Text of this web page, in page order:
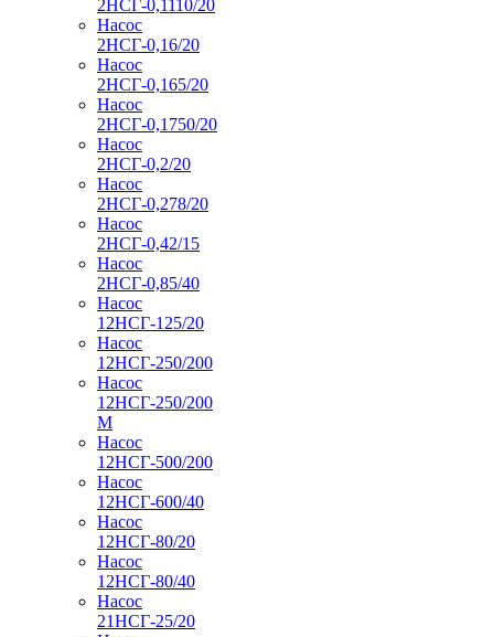
2НСГ-0,1110/20
Насос
2НСГ-0,16/20
Насос
2НСГ-0,165/20
Насос
2НСГ-0,1750/20
Насос
2НСГ-0,2/20
Насос
2НСГ-0,278/20
Насос
2НСГ-0,42/15
Насос
2НСГ-0,85/40
Насос
12НСГ-125/20
Насос
12НСГ-250/200
Насос
12НСГ-250/200
М
Насос
12НСГ-500/200
Насос
12НСГ-600/40
Насос
12НСГ-80/20
Насос
12НСГ-80/40
Насос
21НСГ-25/20